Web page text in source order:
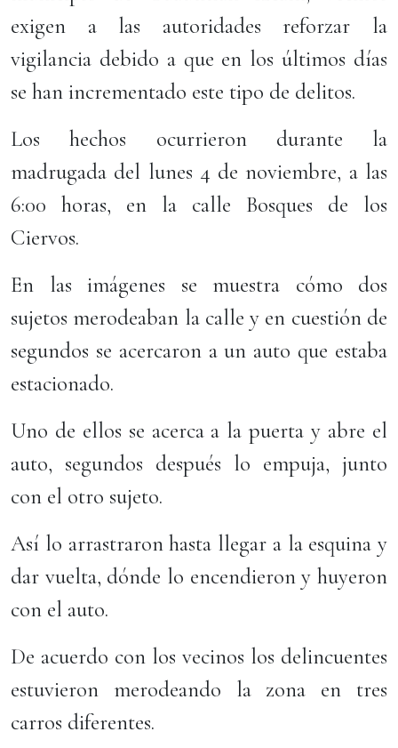
exigen a las autoridades reforzar la
vigilancia debido a que en los últimos días
se han incrementado este tipo de delitos.
Los hechos ocurrieron durante la
madrugada del lunes 4 de noviembre, a las
6:00 horas, en la calle Bosques de los
Ciervos.
En las imágenes se muestra cómo dos
sujetos merodeaban la calle y en cuestión de
segundos se acercaron a un auto que estaba
estacionado.
Uno de ellos se acerca a la puerta y abre el
auto, segundos después lo empuja, junto
con el otro sujeto.
Así lo arrastraron hasta llegar a la esquina y
dar vuelta, dónde lo encendieron y huyeron
con el auto.
De acuerdo con los vecinos los delincuentes
estuvieron merodeando la zona en tres
carros diferentes.